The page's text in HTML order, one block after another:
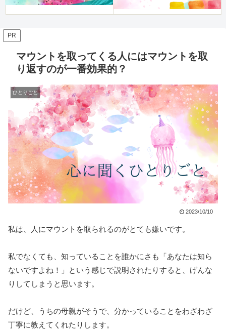
PR
マウントを取ってくる人にはマウントを取
り返すのが一番効果的？
ひとりごと
2023/10/10
私は、人にマウントを取られるのがとても嫌いです。
私でなくても、知っていることを誰かにさも「あなたは知ら
ないですよね！」という感じで説明されたりすると、げんな
りしてしまうと思います。
だけど、うちの母親がそうで、分かっていることをわざわざ
丁寧に教えてくれたりします。